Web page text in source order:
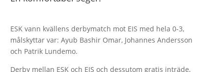
ESK vann kvällens derbymatch mot EIS med hela 0-3,
målskyttar var: Ayub Bashir Omar, Johannes Andersson
och Patrik Lundemo.
Derby mellan ESK och EIS och dessutom gratis inträde,